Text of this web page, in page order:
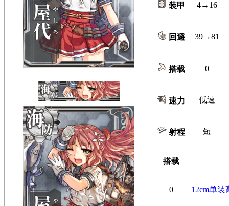
装甲 4→16
回避 39→81
搭载 0
速力 低速
射程 短
搭载
0 12cm单装